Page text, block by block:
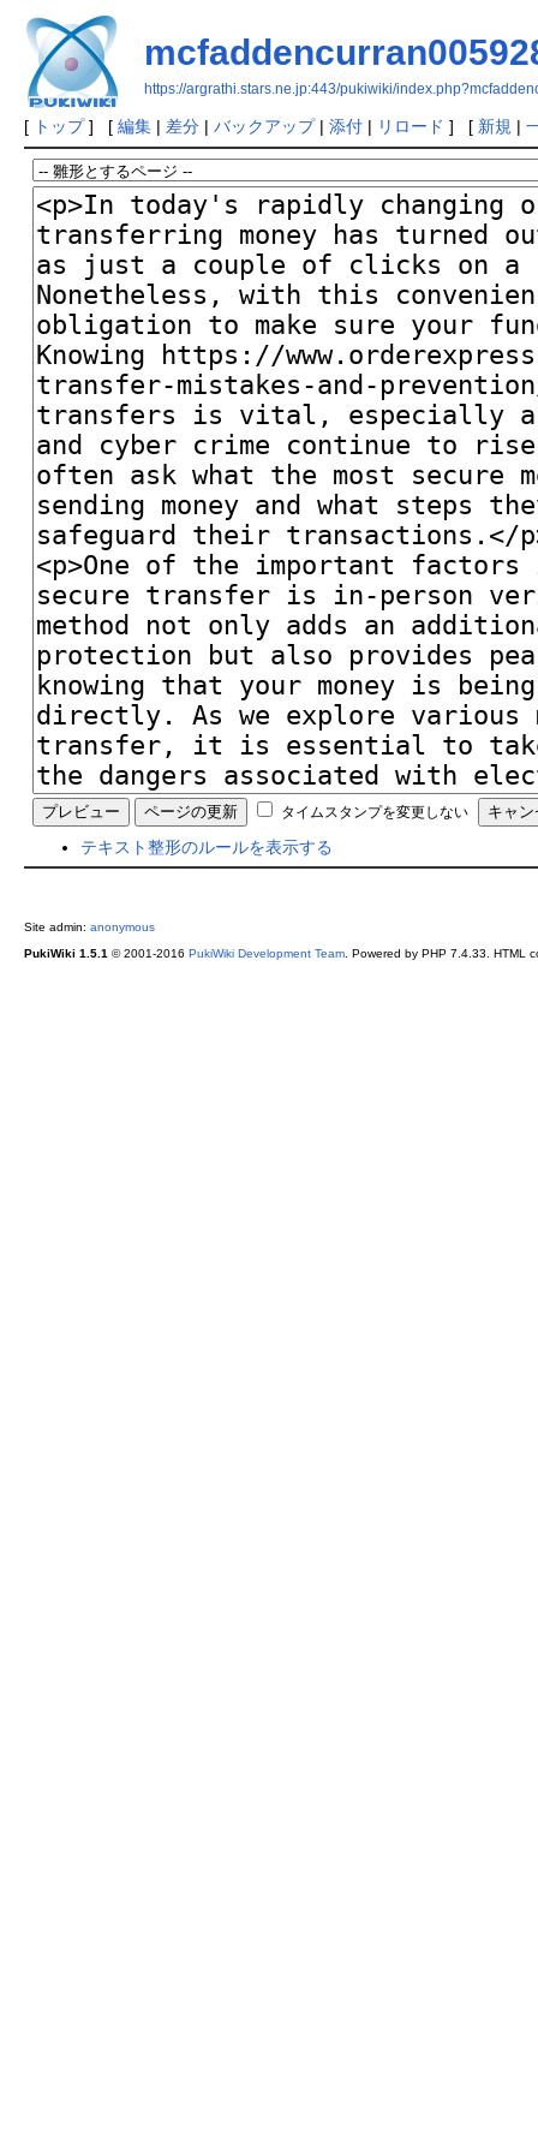
https://argrathi.stars.ne.jp:443/pukiwiki/
[ トップ] [ 編集| 差分| バックアップ| 添付| リロード ] [ 新規 |
タイムスタンプを変更しない
テキスト整形のルールを表示する
Site admin: anonymous
PukiWiki 1.5.1 © 2001-2016 PukiWiki Development Team. Powered by PHP 7.4.33. HTML